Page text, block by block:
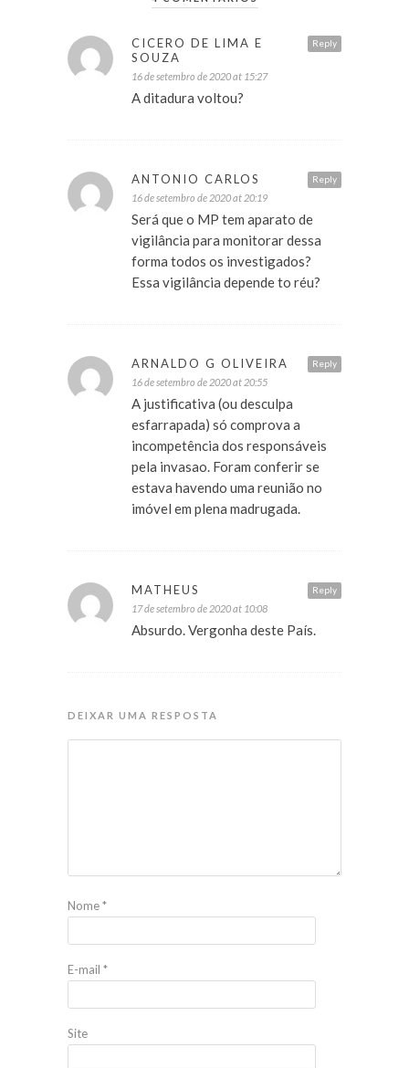
Reply
CICERO DE LIMA E
SOUZA
16 de setembro de 2020 at 15:27
A ditadura voltou?
Reply
ANTONIO CARLOS
16 de setembro de 2020 at 20:19
Será que o MP tem aparato de
vigilância para monitorar dessa
forma todos os investigados?
Essa vigilância depende to réu?
Reply
ARNALDO G OLIVEIRA
16 de setembro de 2020 at 20:55
A justificativa (ou desculpa
esfarrapada) só comprova a
incompetência dos responsáveis
pela invasao. Foram conferir se
estava havendo uma reunião no
imóvel em plena madrugada.
Reply
MATHEUS
17 de setembro de 2020 at 10:08
Absurdo. Vergonha deste País.
DEIXAR UMA RESPOSTA
Nome*
E-mail *
Site